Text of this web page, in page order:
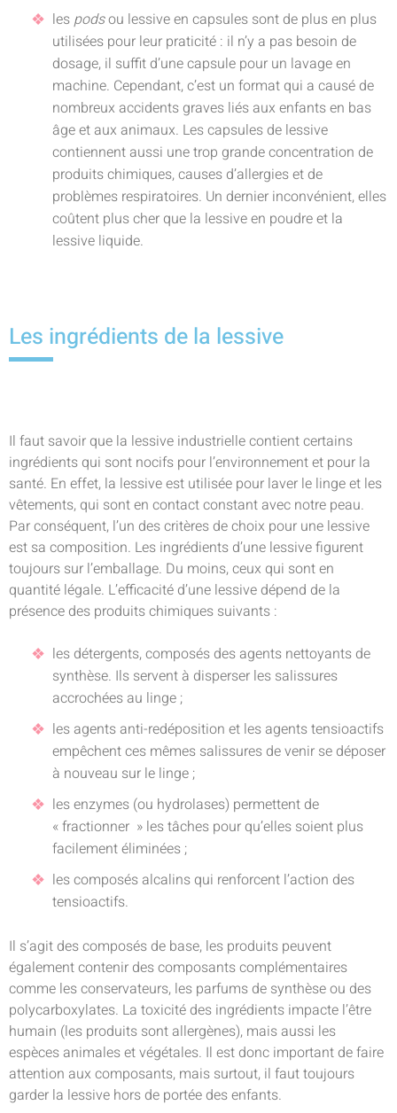
lespodsou lessive en capsules sont de plus en plus
utilisées pour leur praticité : il n’y a pas besoin de
dosage, il suffit d’une capsule pour un lavage en
machine. Cependant, c’est un format qui a causé de
nombreux accidents graves liés aux enfants en bas
âge et aux animaux. Les capsules de lessive
contiennent aussi une trop grande concentration de
produits chimiques, causes d’allergies et de
problèmes respiratoires. Un dernier inconvénient, elles
coûtent plus cher que la lessive en poudre et la
lessive liquide.
Les ingrédients de la lessive
Il faut savoir que la lessive industrielle contient certains
ingrédients qui sont nocifs pour l’environnement et pour la
santé. En effet, la lessive est utilisée pour laver le linge et les
vêtements, qui sont en contact constant avec notre peau.
Par conséquent, l’un des critères de choix pour une lessive
est sa composition. Les ingrédients d’une lessive figurent
toujours sur l’emballage. Du moins, ceux qui sont en
quantité légale. L’efficacité d’une lessive dépend de la
présence des produits chimiques suivants :
les détergents, composés des agents nettoyants de
synthèse. Ils servent à disperser les salissures
accrochées au linge ;
les agents anti-redéposition et les agents tensioactifs
empêchent ces mêmes salissures de venir se déposer
à nouveau sur le linge ;
les enzymes (ou hydrolases) permettent de
« fractionner » les tâches pour qu’elles soient plus
facilement éliminées ;
les composés alcalins qui renforcent l’action des
tensioactifs.
Il s’agit des composés de base, les produits peuvent
également contenir des composants complémentaires
comme les conservateurs, les parfums de synthèse ou des
polycarboxylates. La toxicité des ingrédients impacte l’être
humain (les produits sont allergènes), mais aussi les
espèces animales et végétales. Il est donc important de faire
attention aux composants, mais surtout, il faut toujours
garder la lessive hors de portée des enfants.